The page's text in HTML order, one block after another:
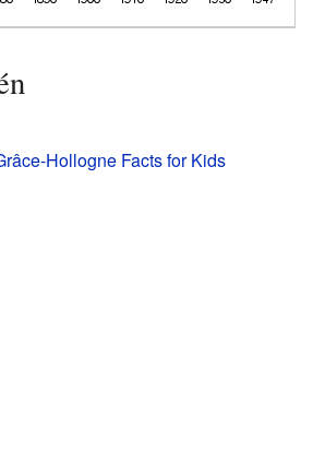
Hollogne Facts for Kids